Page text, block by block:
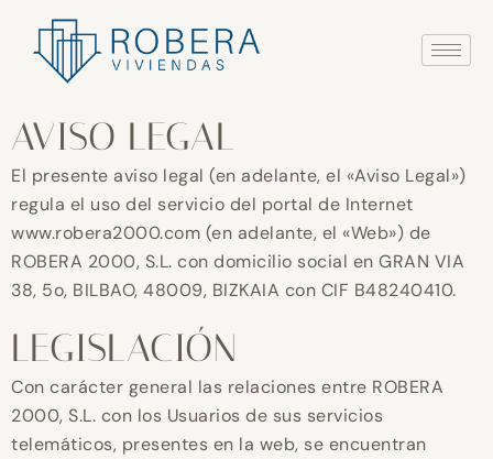
contenido
AVISO LEGAL
El presente aviso legal (en adelante, el «Aviso Legal»)
regula el uso del servicio del portal de Internet
www.robera2000.com (en adelante, el «Web») de
ROBERA 2000, S.L. con domicilio social en GRAN VIA
38, 5o, BILBAO, 48009, BIZKAIA con CIF B48240410.
LEGISLACIÓN
Con carácter general las relaciones entre ROBERA
2000, S.L. con los Usuarios de sus servicios
telemáticos, presentes en la web, se encuentran